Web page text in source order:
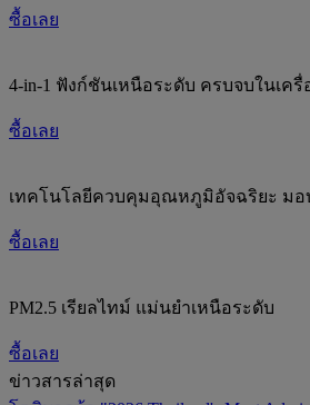
ซื้อเลย
4-in-1 ฟังก์ชันเหนือระดับ ครบจบในเครื่
ซื้อเลย
เทคโนโลยีควบคุมอุณหภูมิอัจฉริยะ มอ
ซื้อเลย
PM2.5 เรียลไทม์ แม่นยำเหนือระดับ
ซื้อเลย
ข่าวสารล่าสุด